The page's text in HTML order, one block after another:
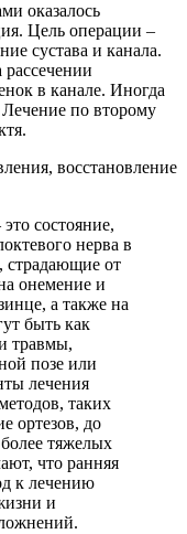
оказалось
Цель операции –
сустава и канала.
в канале. Иногда
Лечение по второму
состояние,
нерва в
страдающие от
онемение и
а также на
быть как
травмы,
позе или
лечения
таких
ортезов, до
тяжелых
что ранняя
к лечению
и